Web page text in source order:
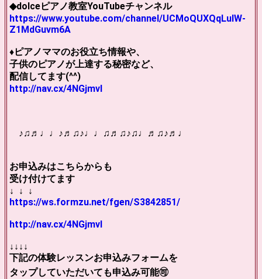
◆dolceピアノ教室YouTubeチャンネル
https://www.youtube.com/channel/UCMoQUXQqLulW-
Z1MdGuvm6A
♦︎ピアノママのお役立ち情報や、
子供のピアノが上達する秘密など、
配信してます(^^)
http://nav.cx/4NGjmvI
♪♫♬♩♩♪♬♫♪♩♩♫♬♫♪♫♩♬♫♪♬♩
お申込みはこちらからも
受け付けてます
↓ ↓ ↓
https://ws.formzu.net/fgen/S3842851/
http://nav.cx/4NGjmvI
↓↓↓↓
下記の体験レッスンお申込みフォームを
タップしていただいても申込み可能🉑